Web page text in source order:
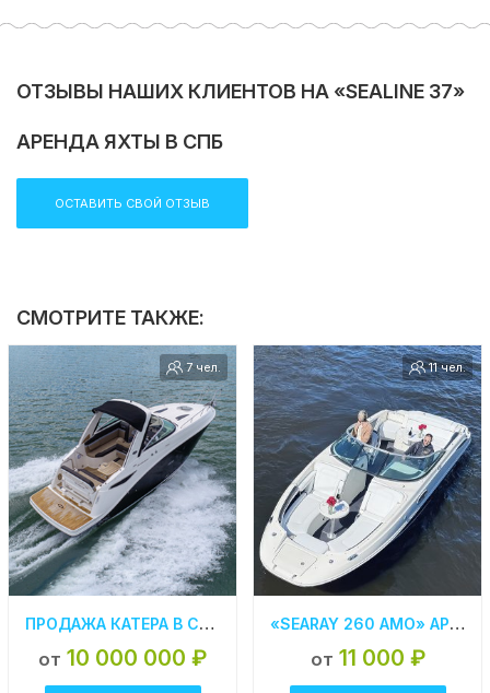
ОТЗЫВЫ НАШИХ КЛИЕНТОВ НА «SEALINE 37»
АРЕНДА ЯХТЫ В СПБ
ОСТАВИТЬ СВОЙ ОТЗЫВ
СМОТРИТЕ ТАКЖЕ:
7 чел.
ПРОДАЖА КАТЕРА В СПБ SEA RAY SUNDANCER 265
от 10 000 000 ₽
11 чел.
«SEARAY 260 АМО» АРЕНДА КАТЕРА В СПБ
от 11 000 ₽